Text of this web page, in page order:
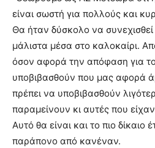
είναι σωστή για πολλούς και
Θα ήταν δύσκολο να
μάλιστα μέσα στο καλοκαίρι.
όσον αφορά την απόφαση για
υποβιβασθούν που μας αφορά
πρέπει να υποβιβασθούν
παραμείνουν κι αυτές που
Αυτό θα είναι και το πιο δίκαιο
παράπονο από κανέναν.